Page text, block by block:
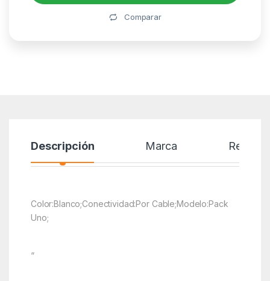
Comparar
Descripción Marca Reseñas
Color:Blanco;Conectividad:Por Cable;Modelo:Pack
Uno;
“